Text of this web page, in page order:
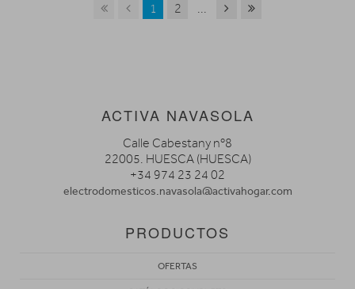
1 2 ...
ACTIVA NAVASOLA
Calle Cabestany nº8
22005. HUESCA (HUESCA)
+34 974 23 24 02
electrodomesticos.navasola@activahogar.com
PRODUCTOS
OFERTAS